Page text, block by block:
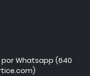
Whatsapp (640